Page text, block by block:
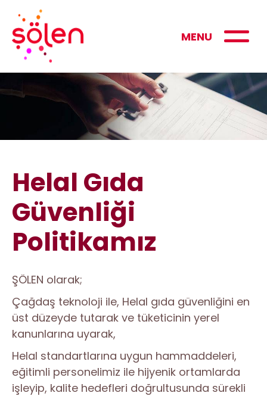
MENU
Helal Gıda
Güvenliği
Politikamız
ŞÖLEN olarak;
Çağdaş teknoloji ile, Helal gıda güvenliğini en
üst düzeyde tutarak ve tüketicinin yerel
kanunlarına uyarak,
Helal standartlarına uygun hammaddeleri,
eğitimli personelimiz ile hijyenik ortamlarda
işleyip, kalite hedefleri doğrultusunda sürekli